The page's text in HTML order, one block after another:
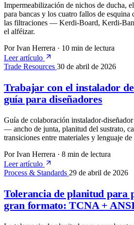
Impermeabilización de nichos de ducha,
para bancas y los cuatro fallos de
las filtraciones — Kerdi-Board, Kerdi-
el alféizar.
Por Ivan Herrera · 10 min de lectura
Leer artículo
Trade Resources 30 de abril de 2026
Trabajar con el instalador
guía para diseñadores
Guía de colaboración instalador-
— ancho de junta, planitud del sustrato,
transiciones entre materiales y lenguaje de
Por Ivan Herrera · 8 min de lectura
Leer artículo
Process & Standards 29 de abril de 2026
Tolerancia de planitud para
gran formato: TCNA +